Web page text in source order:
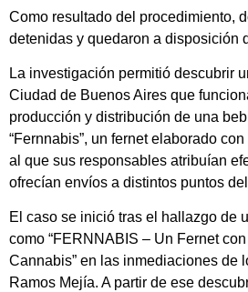
Como resultado del procedimiento,
detenidas y quedaron a disposición
La investigación permitió descubrir
Ciudad de Buenos Aires que
producción y distribución de una
“Fernnabis”, un fernet elaborado
al que sus responsables atribuían
ofrecían envíos a distintos puntos
El caso se inició tras el hallazgo de
como “FERNNABIS – Un Fernet
Cannabis” en las inmediaciones de
Ramos Mejía. A partir de ese